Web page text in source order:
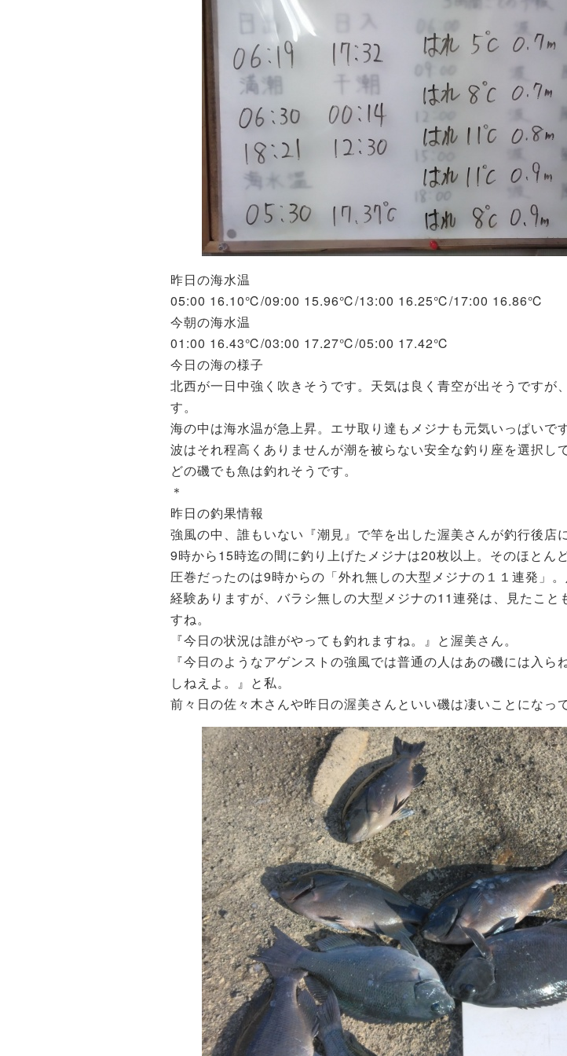
昨日の海水温
05:00 16.10℃/09:00 15.96℃/13:00 16.25℃/17:00 16.86℃
今朝の海水温
01:00 16.43℃/03:00 17.27℃/05:00 17.42℃
今日の海の様子
北西が一日中強く吹きそうです。天気は良く青空が出そうです
す。
海の中は海水温が急上昇。エサ取り達もメジナも元気いっぱいです
波はそれ程高くありませんが潮を被らない安全な釣り座を選択し
どの磯でも魚は釣れそうです。
＊
昨日の釣果情報
強風の中、誰もいない『潮見』で竿を出した渥美さんが釣行後店
9時から15時迄の間に釣り上げたメジナは20枚以上。そのほとん
圧巻だったのは9時からの「外れ無しの大型メジナの１１連発」
経験ありますが、バラシ無しの大型メジナの11連発は、見たこ
すね。
『今日の状況は誰がやっても釣れますね。』と渥美さん。
『今日のようなアゲンストの強風では普通の人はあの磯には入
しねえよ。』と私。
前々日の佐々木さんや昨日の渥美さんといい磯は凄いことになっ